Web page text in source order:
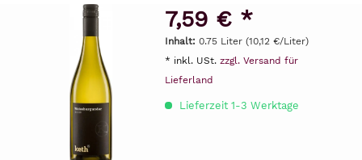
7,59 € *
Inhalt: 0.75 Liter (10,12 €/Liter)
* inkl. USt. zzgl. Versand für
Lieferland
Lieferzeit 1-3 Werktage